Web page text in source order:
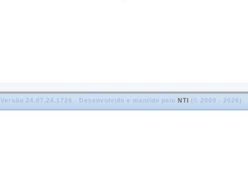
Versão 24.07.24.1726 - Desenvolvido e mantido pelo NTI (© 2009 - 2026)